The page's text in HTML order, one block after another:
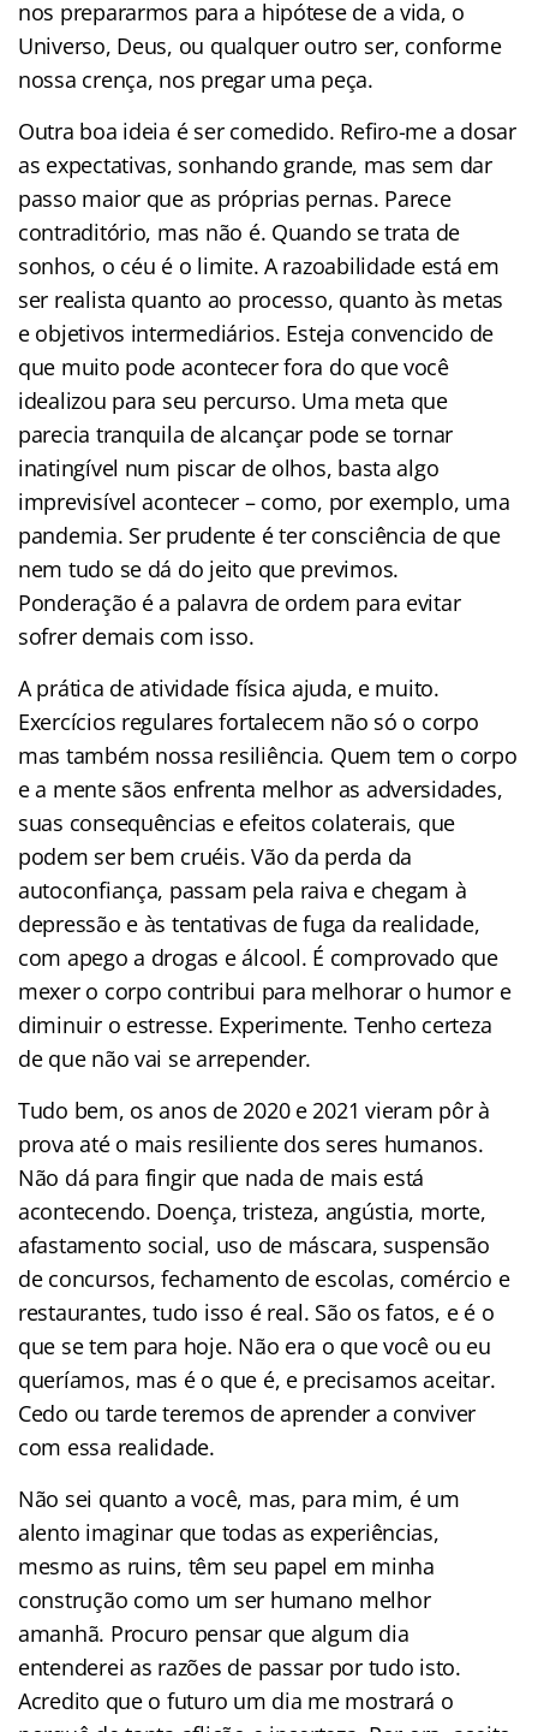
nos prepararmos para a hipótese de a vida, o
Universo, Deus, ou qualquer outro ser, conforme
nossa crença, nos pregar uma peça.
Outra boa ideia é ser comedido. Refiro-me a dosar
as expectativas, sonhando grande, mas sem dar
passo maior que as próprias pernas. Parece
contraditório, mas não é. Quando se trata de
sonhos, o céu é o limite. A razoabilidade está em
ser realista quanto ao processo, quanto às metas
e objetivos intermediários. Esteja convencido de
que muito pode acontecer fora do que você
idealizou para seu percurso. Uma meta que
parecia tranquila de alcançar pode se tornar
inatingível num piscar de olhos, basta algo
imprevisível acontecer – como, por exemplo, uma
pandemia. Ser prudente é ter consciência de que
nem tudo se dá do jeito que previmos.
Ponderação é a palavra de ordem para evitar
sofrer demais com isso.
A prática de atividade física ajuda, e muito.
Exercícios regulares fortalecem não só o corpo
mas também nossa resiliência. Quem tem o corpo
e a mente sãos enfrenta melhor as adversidades,
suas consequências e efeitos colaterais, que
podem ser bem cruéis. Vão da perda da
autoconfiança, passam pela raiva e chegam à
depressão e às tentativas de fuga da realidade,
com apego a drogas e álcool. É comprovado que
mexer o corpo contribui para melhorar o humor e
diminuir o estresse. Experimente. Tenho certeza
de que não vai se arrepender.
Tudo bem, os anos de 2020 e 2021 vieram pôr à
prova até o mais resiliente dos seres humanos.
Não dá para fingir que nada de mais está
acontecendo. Doença, tristeza, angústia, morte,
afastamento social, uso de máscara, suspensão
de concursos, fechamento de escolas, comércio e
restaurantes, tudo isso é real. São os fatos, e é o
que se tem para hoje. Não era o que você ou eu
queríamos, mas é o que é, e precisamos aceitar.
Cedo ou tarde teremos de aprender a conviver
com essa realidade.
Não sei quanto a você, mas, para mim, é um
alento imaginar que todas as experiências,
mesmo as ruins, têm seu papel em minha
construção como um ser humano melhor
amanhã. Procuro pensar que algum dia
entenderei as razões de passar por tudo isto.
Acredito que o futuro um dia me mostrará o